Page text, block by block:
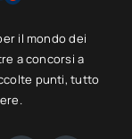
il mondo dei
a concorsi a
punti, tutto